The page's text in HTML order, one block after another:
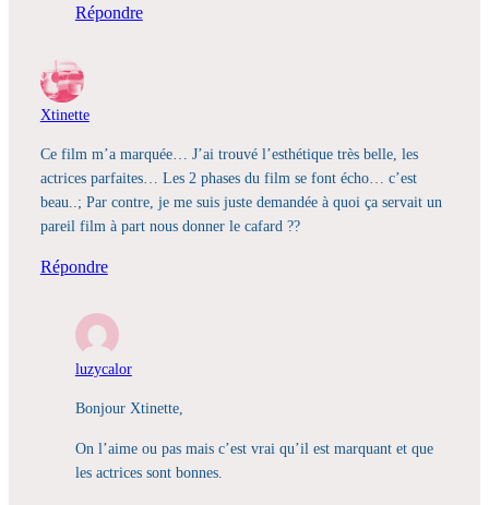
Répondre
Xtinette
Ce film m’a marquée… J’ai trouvé l’esthétique très belle, les
actrices parfaites… Les 2 phases du film se font écho… c’est
beau..; Par contre, je me suis juste demandée à quoi ça servait un
pareil film à part nous donner le cafard ??
Répondre
luzycalor
Bonjour Xtinette,
On l’aime ou pas mais c’est vrai qu’il est marquant et que
les actrices sont bonnes.